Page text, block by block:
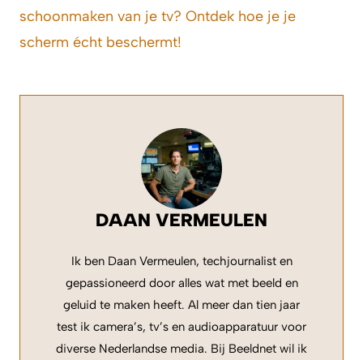
schoonmaken van je tv? Ontdek hoe je je
scherm écht beschermt!
DAAN VERMEULEN
Ik ben Daan Vermeulen, techjournalist en
gepassioneerd door alles wat met beeld en
geluid te maken heeft. Al meer dan tien jaar
test ik camera’s, tv’s en audioapparatuur voor
diverse Nederlandse media. Bij Beeldnet wil ik